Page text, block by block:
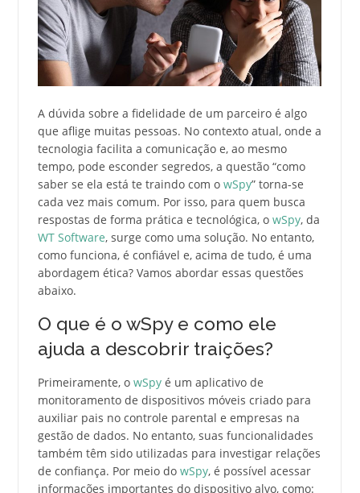
A dúvida sobre a fidelidade de um parceiro é algo
que aflige muitas pessoas. No contexto atual, onde a
tecnologia facilita a comunicação e, ao mesmo
tempo, pode esconder segredos, a questão “como
saber se ela está te traindo com o wSpy” torna-se
cada vez mais comum. Por isso, para quem busca
respostas de forma prática e tecnológica, o wSpy, da
WT Software, surge como uma solução. No entanto,
como funciona, é confiável e, acima de tudo, é uma
abordagem ética? Vamos abordar essas questões
abaixo.
O que é o wSpy e como ele
ajuda a descobrir traições?
Primeiramente, o wSpyé um aplicativo de
monitoramento de dispositivos móveis criado para
auxiliar pais no controle parental e empresas na
gestão de dados. No entanto, suas funcionalidades
também têm sido utilizadas para investigar relações
de confiança. Por meio do wSpy, é possível acessar
informações importantes do dispositivo alvo, como: